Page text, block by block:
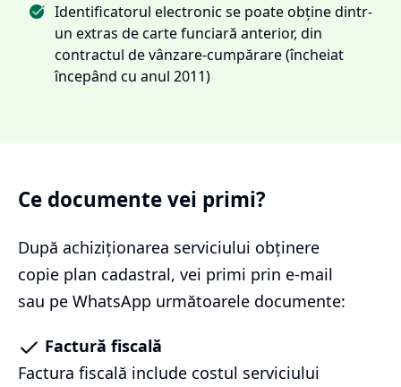
Identificatorul electronic se poate obține dintr-
un extras de carte funciară anterior, din
contractul de vânzare-cumpărare (încheiat
începând cu anul 2011)
Ce documente vei primi?
După achiziționarea serviciului obținere
copie plan cadastral, vei primi prin e-mail
sau pe WhatsApp următoarele documente:
Factură fiscală
Factura fiscală include costul serviciului